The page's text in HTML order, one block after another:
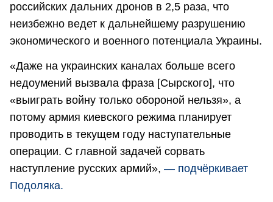
российских дальних дронов в 2,5 раза, что
неизбежно ведет к дальнейшему разрушению
экономического и военного потенциала Украины.
«Даже на украинских каналах больше всего
недоумений вызвала фраза [Сырского], что
«выиграть войну только обороной нельзя», а
потому армия киевского режима планирует
проводить в текущем году наступательные
операции. С главной задачей сорвать
наступление русских армий», — подчёркивает
Подоляка.